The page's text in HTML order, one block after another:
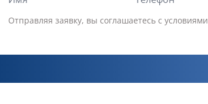
Отправляя заявку, вы соглашаетесь с условиями